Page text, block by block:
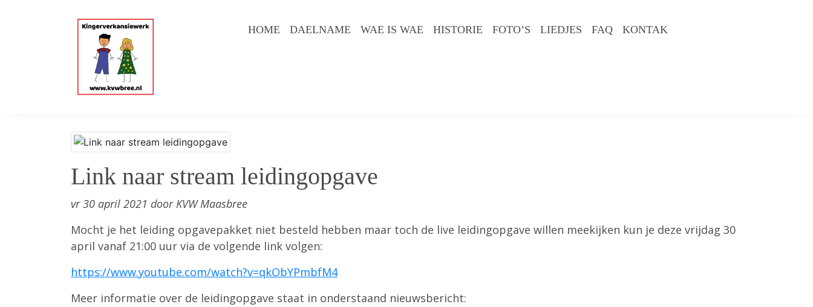
HOME DAELNAME WAE IS WAE HISTORIE FOTO’S LIEDJES FAQ KONTAK
Link naar stream leidingopgave
vr 30 april 2021 door KVW Maasbree
Mocht je het leiding opgavepakket niet besteld hebben maar toch de live leidingopgave willen meekijken kun je deze vrijdag 30
april vanaf 21:00 uur via de volgende link volgen:
https://www.youtube.com/watch?v=qkObYPmbfM4
Meer informatie over de leidingopgave staat in onderstaand nieuwsbericht: